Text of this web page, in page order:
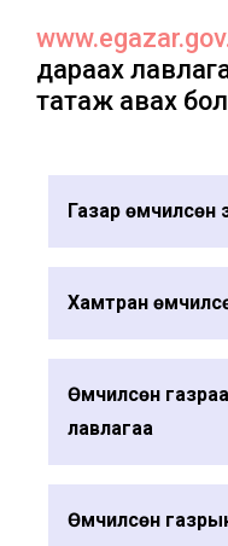
дараах
татаж авах
Газар өмчилсөн
Хамтран
Өмчилсөн
лавлагаа
Өмчилсөн